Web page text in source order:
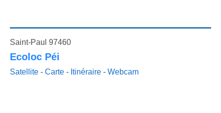
Saint-Paul 97460
Ecoloc Péi
Satellite - Carte - Itinéraire - Webcam